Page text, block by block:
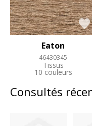
Eaton
46430345
Tissus
10 couleurs
Consultés